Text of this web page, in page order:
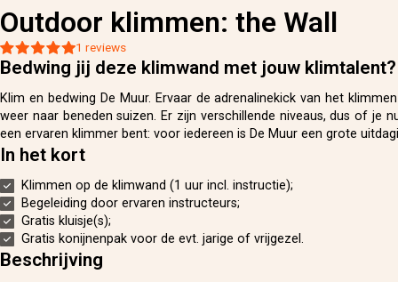
Outdoor klimmen: the Wall
1 reviews
Bedwing jij deze klimwand met jouw klimtalent?
Klim en bedwing De Muur. Ervaar de adrenalinekick van het
weer naar beneden suizen. Er zijn verschillende niveaus, dus of je
een ervaren klimmer bent: voor iedereen is De Muur een grote
In het kort
Klimmen op de klimwand (1 uur incl. instructie);
Begeleiding door ervaren instructeurs;
Gratis kluisje(s);
Gratis konijnenpak voor de evt. jarige of vrijgezel.
Beschrijving